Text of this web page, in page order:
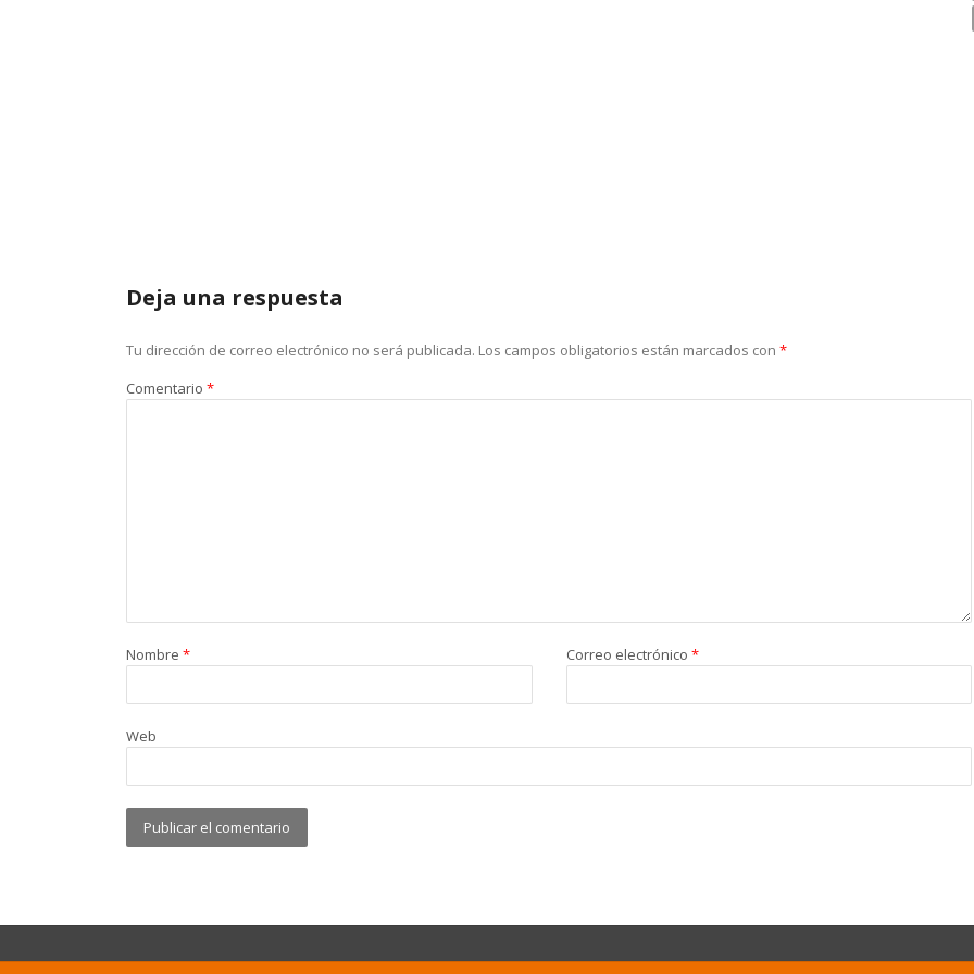
Deja una respuesta
Tu dirección de correo electrónico no será publicada. Los campos obligatorios están marcados con *
Comentario *
Nombre * Correo electrónico *
Web